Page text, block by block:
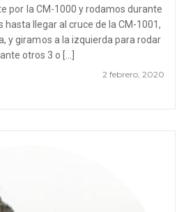
2 febrero, 2020
por la CM-1000 y rodamos durante
hasta llegar al cruce de la CM-1001,
y giramos a la izquierda para rodar
otros 3 o […]